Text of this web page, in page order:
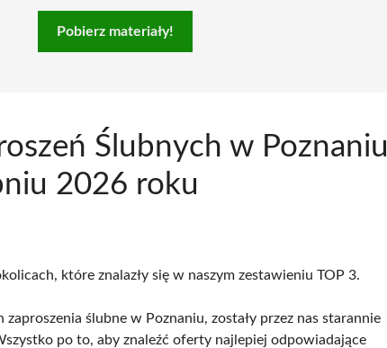
Pobierz materiały!
Ślubnych w Poznaniu
2026 roku
które znalazły się w naszym zestawieniu TOP 3.
ślubne w Poznaniu, zostały przez nas starannie
po to, aby znaleźć oferty najlepiej odpowiadające